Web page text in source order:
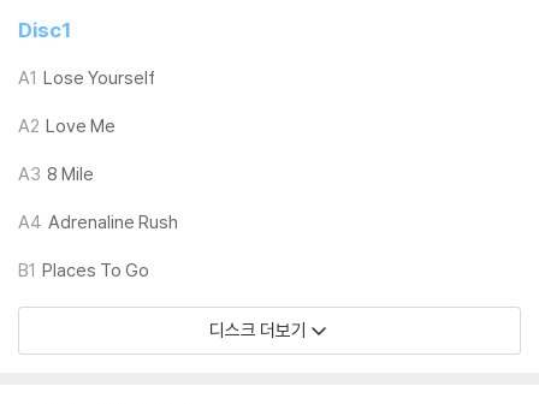
1) 침압 조절 기능이 없는 턴테이블을 사용하시는 경우, (주로 올인원 형태
수 있습니다.
기기 문제로 인해 발생하는 재생 불량 현상에 대해서는 반품/교환이 불가
2) 디스크는 정전기와 먼지로 인해 재생이 원활하지 않은 경우가 있습니
3) 바늘에 먼지가 쌓이는 경우에도 재생이 원활하지 않을 수 있습니다.
Disc1
A1 Lose Yourself
A2 Love Me
A3 8 Mile
A4 Adrenaline Rush
B1 Places To Go
디스크 더보기